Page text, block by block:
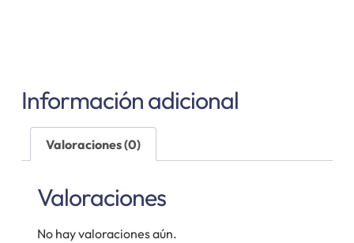
Información adicional
Valoraciones (0)
Valoraciones
No hay valoraciones aún.